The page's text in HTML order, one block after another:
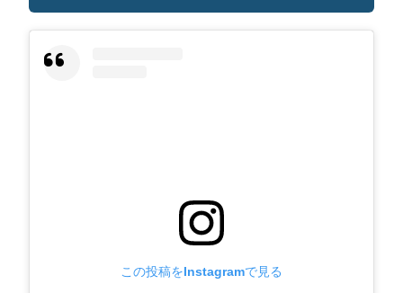
この投稿をInstagramで見る